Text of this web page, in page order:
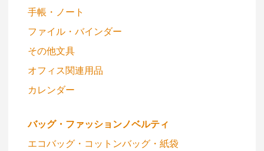
手帳・ノート
ファイル・バインダー
その他文具
オフィス関連用品
カレンダー
バッグ・ファッションノベルティ
エコバッグ・コットンバッグ・紙袋